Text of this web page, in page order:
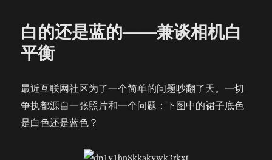
白的还是蓝的——兼谈相机白
平衡
最近互联网社区为了一个简单的问题吵翻了天。一切
争执都源自一张照片和一个问题：下图中的裙子底色
是白色还是蓝色？